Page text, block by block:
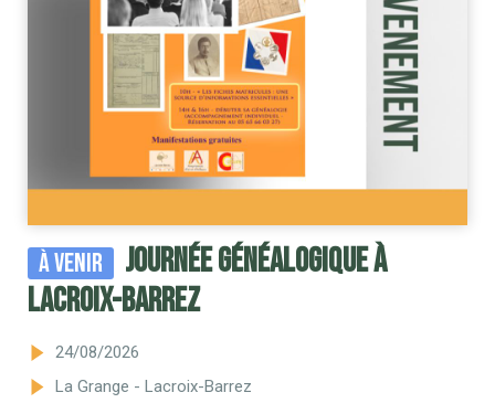
À venir
Journée généalogique à
Lacroix-Barrez
24/08/2026
La Grange - Lacroix-Barrez